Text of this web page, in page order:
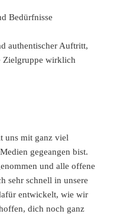
Bedürfnisse
authentischer Auftritt,
Zielgruppe wirklich
uns mit ganz viel
gegeangen bist.
und alle offene
sehr schnell in unsere
entwickelt, wie wir
dich noch ganz